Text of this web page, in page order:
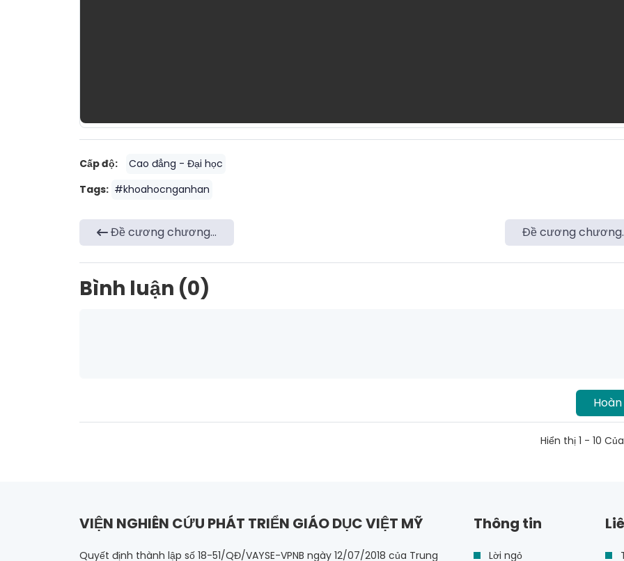
Cấp độ:
Cao đẳng - Đại học
Tags: #khoahocnganhan
Đề cương chương... Đề cương
Bình luận (0)
Hiển thị 1 - 10
VIỆN NGHIÊN CỨU PHÁT TRIỂN GIÁO DỤC VIỆT MỸ
Quyết định thành lập số 18-51/QĐ/VAYSE-VPNB ngày 12/07/2018 của Trung
Thông tin
Lời ngỏ